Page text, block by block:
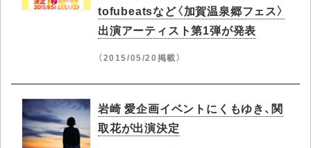
tofubeatsなど〈加賀温泉郷フェス〉
出演アーティスト第1弾が発表
（2015/05/20掲載）
岩崎 愛企画イベントにくもゆき、関
取花が出演決定